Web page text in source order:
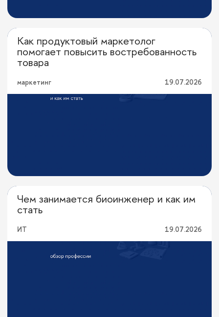
Кем стать
Как продуктовый маркетолог
помогает повысить востребованность
товара
маркетинг 19.07.2026
Кем стать
Чем занимается биоинженер и как им
стать
ИТ 19.07.2026